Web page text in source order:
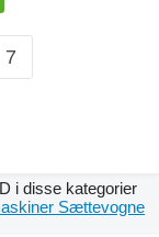
7
i disse kategorier
Sættevogne